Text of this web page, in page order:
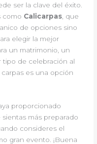
ser la clave del éxito.
como Calicarpas , que
de opciones sino
elegir la mejor
un matrimonio, un
de celebración al
es una opción
proporcionado
más preparado
consideres el
gran evento. ¡Buena